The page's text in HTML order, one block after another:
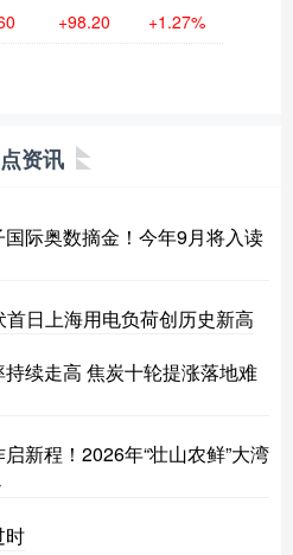
+98.20 +1.27%
资讯
际奥数摘金！今年9月将入读
日上海用电负荷创历史新高
续走高 焦炭十轮提涨落地难
新程！2026年“壮山农鲜”大湾
时